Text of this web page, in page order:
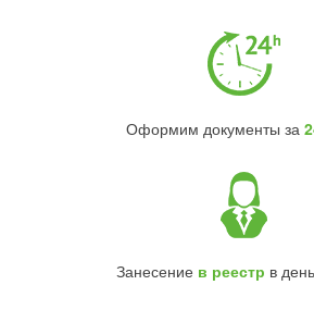
Оформим документы за
Занесение в реестр в